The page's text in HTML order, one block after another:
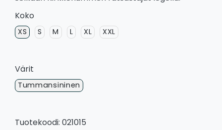
Koko
XS S M L XL XXL
Värit
Tummansininen
Tuotekoodi: 021015